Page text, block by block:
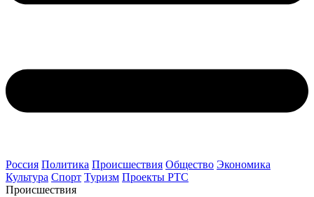
Россия Политика Происшествия Общество Экономика
Культура Спорт Туризм Проекты РТС
Происшествия